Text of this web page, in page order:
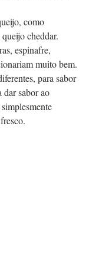
como
cheddar.
espinafre,
muito bem.
para sabor
dar sabor ao